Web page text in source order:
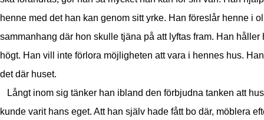
henne med det han kan genom sitt yrke. Han föreslår henne i
sammanhang där hon skulle tjäna på att lyftas fram. Han håller
högt. Han vill inte förlora möjligheten att vara i hennes hus.
det där huset.
Långt inom sig tänker han ibland den förbjudna tanken att
kunde varit hans eget. Att han själv hade fått bo där, möblera